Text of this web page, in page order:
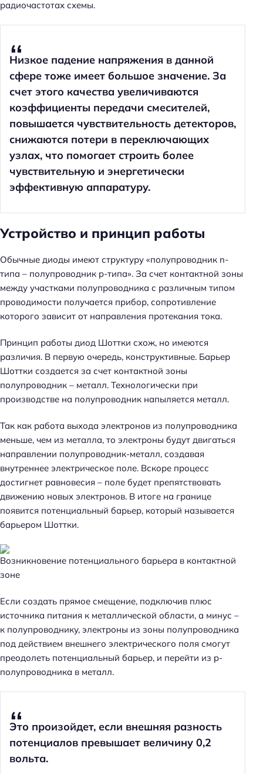
радиочастотах схемы.
Низкое падение напряжения в данной
сфере тоже имеет большое значение. За
счет этого качества увеличиваются
коэффициенты передачи смесителей,
повышается чувствительность детекторов,
снижаются потери в переключающих
узлах, что помогает строить более
чувствительную и энергетически
эффективную аппаратуру.
Устройство и принцип работы
Обычные диоды имеют структуру «полупроводник n-
типа – полупроводник p-типа». За счет контактной зоны
между участками полупроводника с различным типом
проводимости получается прибор, сопротивление
которого зависит от направления протекания тока.
Принцип работы диод Шоттки схож, но имеются
различия. В первую очередь, конструктивные. Барьер
Шоттки создается за счет контактной зоны
полупроводник – металл. Технологически при
производстве на полупроводник напыляется металл.
Так как работа выхода электронов из полупроводника
меньше, чем из металла, то электроны будут двигаться
направлении полупроводник-металл, создавая
внутреннее электрическое поле. Вскоре процесс
достигнет равновесия – поле будет препятствовать
движению новых электронов. В итоге на границе
появится потенциальный барьер, который называется
барьером Шоттки.
Возникновение потенциального барьера в контактной
зоне
Если создать прямое смещение, подключив плюс
источника питания к металлической области, а минус –
к полупроводнику, электроны из зоны полупроводника
под действием внешнего электрического поля смогут
преодолеть потенциальный барьер, и перейти из p-
полупроводника в металл.
Это произойдет, если внешняя разность
потенциалов превышает величину 0,2
вольта.